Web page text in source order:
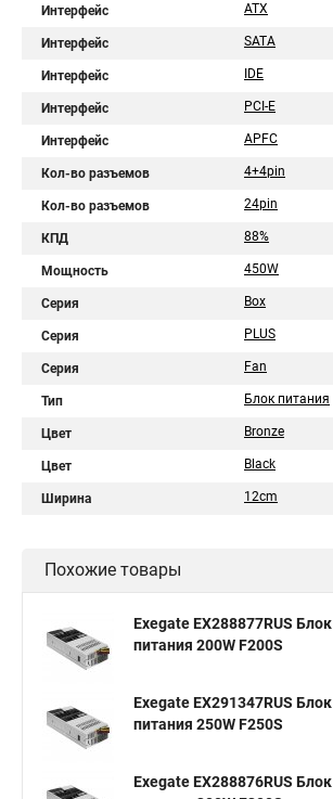
Интерфейс ATX
Интерфейс SATA
Интерфейс IDE
Интерфейс PCI-E
Интерфейс APFC
Кол-во разъемов 4+4pin
Кол-во разъемов 24pin
КПД 88%
Мощность 450W
Серия Box
Серия PLUS
Серия Fan
Тип Блок питания
Цвет Bronze
Цвет Black
Ширина 12cm
Похожие товары
Exegate EX288877RUS Блок
питания 200W F200S
Exegate EX291347RUS Блок
питания 250W F250S
Exegate EX288876RUS Блок